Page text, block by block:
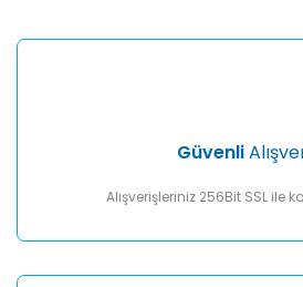
Yorum Yaz
Ürün fiyatı diğer sitelerden daha
Güvenli
Alışverişleriniz 256Bit SSL ile